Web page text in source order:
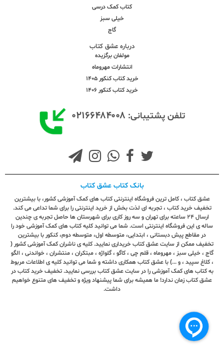
کتاب کمک درسی
خیلی سبز
گاج
درباره عشق کتاب
مولفان برگزیده
انتشارات مهروماه
خرید کتاب کنکور 1405
خرید کتاب کنکور 1406
تلفن پشتیبانی: ۰۲۱۶۶۴۸۴۰۰۸
بانک کتاب عشق کتاب
عشق کتاب ، کامل ترین فروشگاه اینترنتی کتاب های کمک آموزشی کشور، با بیشترین
تخفیف خرید کتاب ، تجربه ای لذت بخش از خرید اینترنتی را برای شما تداعی می کند.
ارسال ٢٤ ساعته برای تهران و سه روز کاری برای شهرستان ها حاصل تجربه ی چندین
ساله ی این فروشگاه اینترنتی است. شما می توانید کلیه کتاب های کمک آموزشی خود را
در مقاطع پیش دبستانی ، ابتدایی، متوسطه اول، متوسطه دوم، کنکور با بیشترین
تخفیف ممکن از سایت عشق کتاب خریداری نمایید. کلیه ی ناشران کمک آموزشی کشور (
گاج ، خیلی سبز ، مهروماه ، قلم چی ، کاگو ، گلواژه ، مبتکران ، منتشران ، خواندنی ، الگو
، کلاغ سپید ، و ...) با عشق کتاب همکاری داشته و شما می توانید کلیه ی اطلاعات مربوط
به کتاب های کمک آموزشی را در سایت عشق کتاب بررسی نمایید. تخفیف خرید کتاب در
عشق کتاب زمان ندارد! ما همیشه برای شما پیشنهاد ویژه و تخفیف های متنوع خواهیم
داشت.